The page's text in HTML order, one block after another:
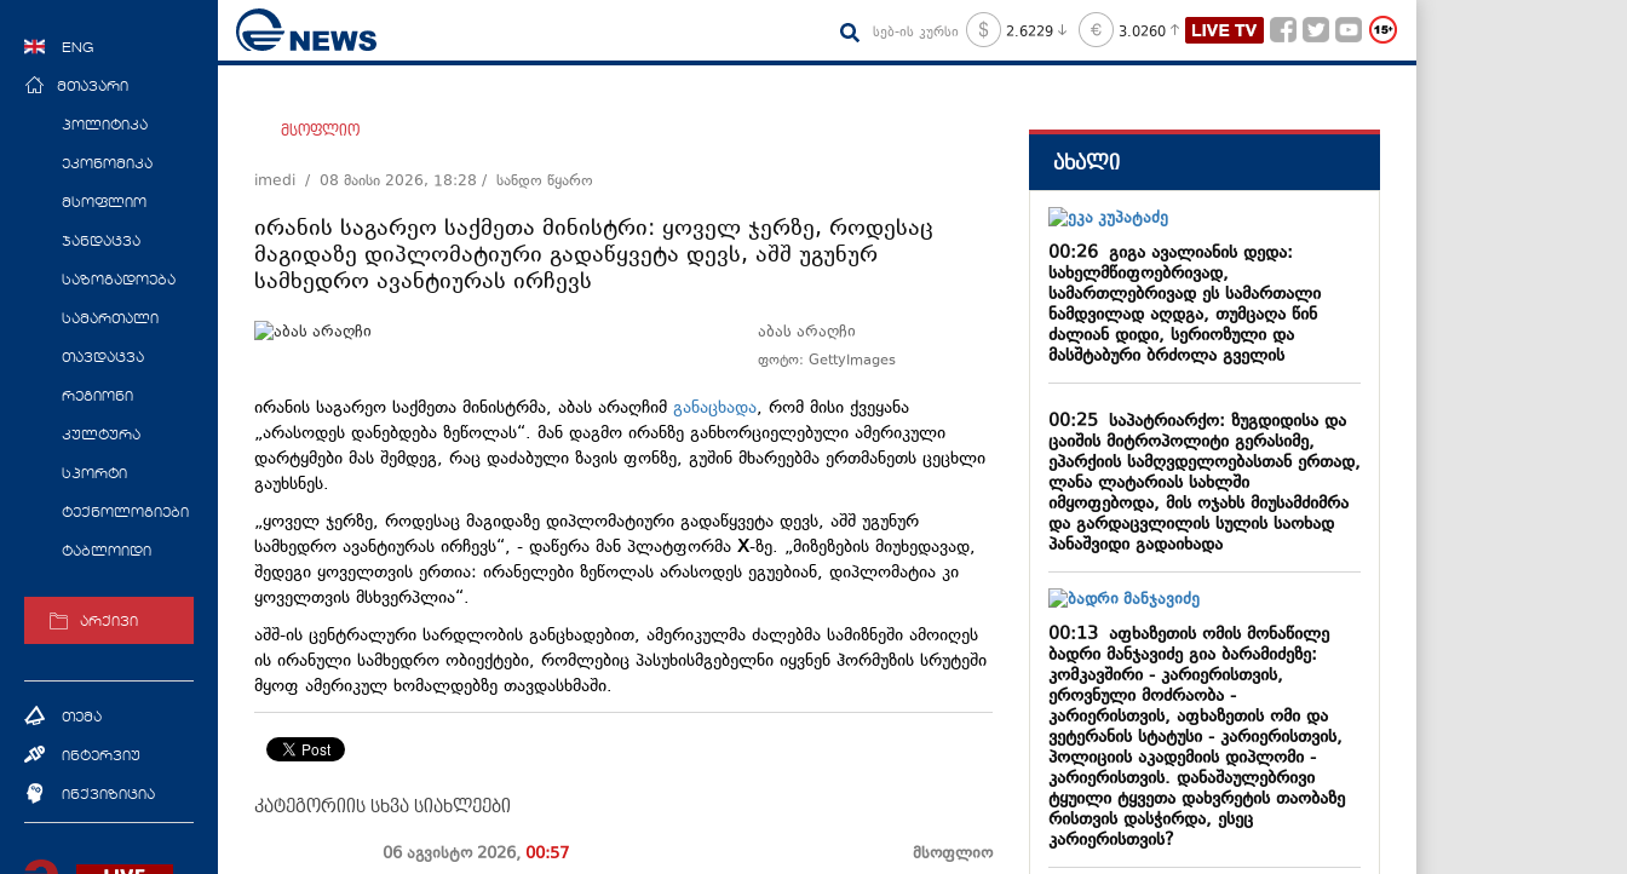
ENG
მთავარი
პოლიტიკა
ეკონომიკა
მსოფლიო
ჯანდაცვა
საზოგადოება
სამართალი
თავდაცვა
რეგიონი
კულტურა
სპორტი
ტექნოლოგიები
ტაბლოიდი
არქივი
თემა
ინტერვიუ
ინქვიზიცია
სებ-ის კურსი 2.6229 3.0260
მსოფლიო
imedi / 08 მაისი 2026, 18:28 / სანდო წყარო
ირანის საგარეო საქმეთა მინისტრი: ყოველ ჯერზე, როდესაც
მაგიდაზე დიპლომატიური გადაწყვეტა დევს, აშშ უგუნურ
სამხედრო ავანტიურას ირჩევს
აბას არაღჩი
ფოტო: GettyImages
ირანის საგარეო საქმეთა მინისტრმა, აბას არაღჩიმ განაცხადა, რომ მისი ქვეყანა
„არასოდეს დანებდება ზეწოლას“. მან დაგმო ირანზე განხორციელებული ამერიკული
დარტყმები მას შემდეგ, რაც დაძაბული ზავის ფონზე, გუშინ მხარეებმა ერთმანეთს ცეცხლი
გაუხსნეს.
„ყოველ ჯერზე, როდესაც მაგიდაზე დიპლომატიური გადაწყვეტა დევს, აშშ უგუნურ
სამხედრო ავანტიურას ირჩევს“, - დაწერა მან პლატფორმა X-ზე. „მიზეზების მიუხედავად,
შედეგი ყოველთვის ერთია: ირანელები ზეწოლას არასოდეს ეგუებიან, დიპლომატია კი
ყოველთვის მსხვერპლია“.
აშშ-ის ცენტრალური სარდლობის განცხადებით, ამერიკულმა ძალებმა სამიზნეში ამოიღეს
ის ირანული სამხედრო ობიექტები, რომლებიც პასუხისმგებელნი იყვნენ ჰორმუზის სრუტეში
მყოფ ამერიკულ ხომალდებზე თავდასხმაში.
კატეგორიის სხვა სიახლეები
06 აგვისტო 2026,00:57 მსოფლიო
ახალი
00:26გიგა ავალიანის დედა:
სახელმწიფოებრივად,
სამართლებრივად ეს სამართალი
ნამდვილად აღდგა, თუმცაღა წინ
ძალიან დიდი, სერიოზული და
მასშტაბური ბრძოლა გველის
00:25საპატრიარქო: ზუგდიდისა და
ცაიშის მიტროპოლიტი გერასიმე,
ეპარქიის სამღვდელოებასთან ერთად,
ლანა ლატარიას სახლში
იმყოფებოდა, მის ოჯახს მიუსამძიმრა
და გარდაცვლილის სულის საოხად
პანაშვიდი გადაიხადა
00:13აფხაზეთის ომის მონაწილე
ბადრი მანჯავიძე გია ბარამიძეზე:
კომკავშირი - კარიერისთვის,
ეროვნული მოძრაობა -
კარიერისთვის, აფხაზეთის ომი და
ვეტერანის სტატუსი - კარიერისთვის,
პოლიციის აკადემიის დიპლომი -
კარიერისთვის. დანაშაულებრივი
ტყუილი ტყვეთა დახვრეტის თაობაზე
რისთვის დასჭირდა, ესეც
კარიერისთვის?